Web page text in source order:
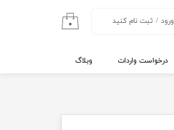
ورود / ثبت نام کنید
تغییر گذر واژه
کاربری
۰
درخواست واردات وبلاگ